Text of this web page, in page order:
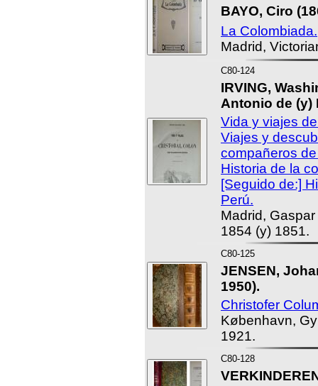
BAYO, Ciro
La Colombiada.
Madrid,
C80-124
IRVING,
Antonio de (y)
Vida y viajes
Viajes y
compañeros
Historia de la
[Seguido de:]
Perú.
Madrid,
1854 (y) 1851.
C80-125
JENSEN,
1950).
Christofer
København,
1921.
C80-128